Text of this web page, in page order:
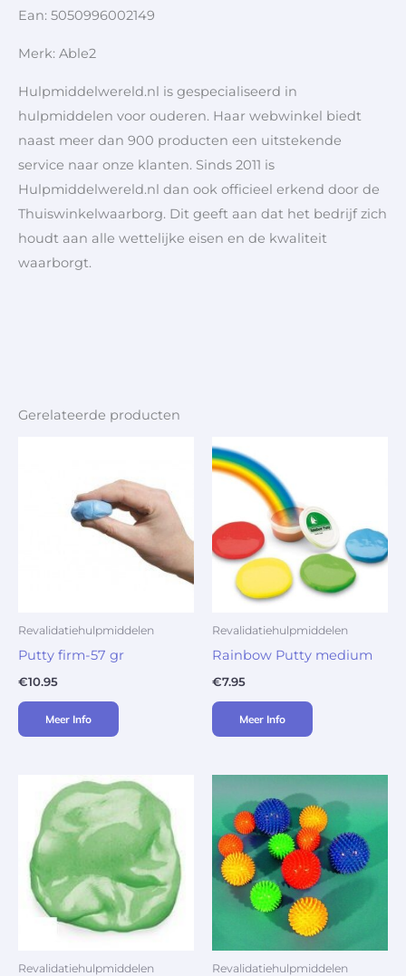
Ean: 5050996002149
Merk: Able2
Hulpmiddelwereld.nl is gespecialiseerd in
hulpmiddelen voor ouderen. Haar webwinkel biedt
naast meer dan 900 producten een uitstekende
service naar onze klanten. Sinds 2011 is
Hulpmiddelwereld.nl dan ook officieel erkend door de
Thuiswinkelwaarborg. Dit geeft aan dat het bedrijf zich
houdt aan alle wettelijke eisen en de kwaliteit
waarborgt.
Gerelateerde producten
Revalidatiehulpmiddelen
Putty firm-57 gr
€10.95
Meer Info
Revalidatiehulpmiddelen
Rainbow Putty medium
€7.95
Meer Info
Revalidatiehulpmiddelen Revalidatiehulpmiddelen